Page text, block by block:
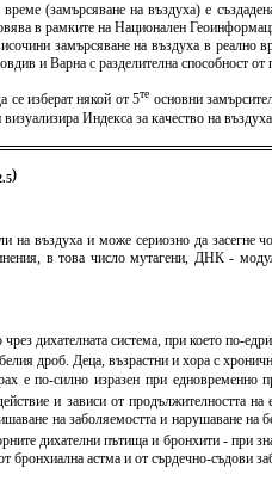
(замърсяване на въздуха) е
в рамките на Национален
замърсяване на въздуха в
и Варна с разделителна способност от
се изберат някой от 5те основни
визуализира Индекса за качество на
)
на въздуха и може сериозно да засегне
в това число мутагени, ДНК -
дихателната система, при което по-
дроб. Деца, възрастни и хора с
е по-силно изразен при едновременно
и зависи от продължителността
на заболяемостта и нарушаване
дихателни пътища и бронхити - при
бронхиална астма и от сърдечно-съдови